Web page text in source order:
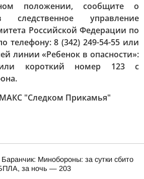
положении, сообщите о
управление
Российской Федерации по
телефону: 8 (342) 249-54-55 или
линии «Ребенок в опасности»:
или короткий номер 123 с
"Следком Прикамья"
Минобороны: за сутки сбито
за ночь — 203